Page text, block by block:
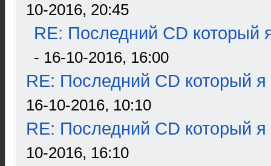
10-2016, 20:45
RE: Последний CD который
- 16-10-2016, 16:00
RE: Последний CD который я
16-10-2016, 10:10
RE: Последний CD который я
10-2016, 16:10